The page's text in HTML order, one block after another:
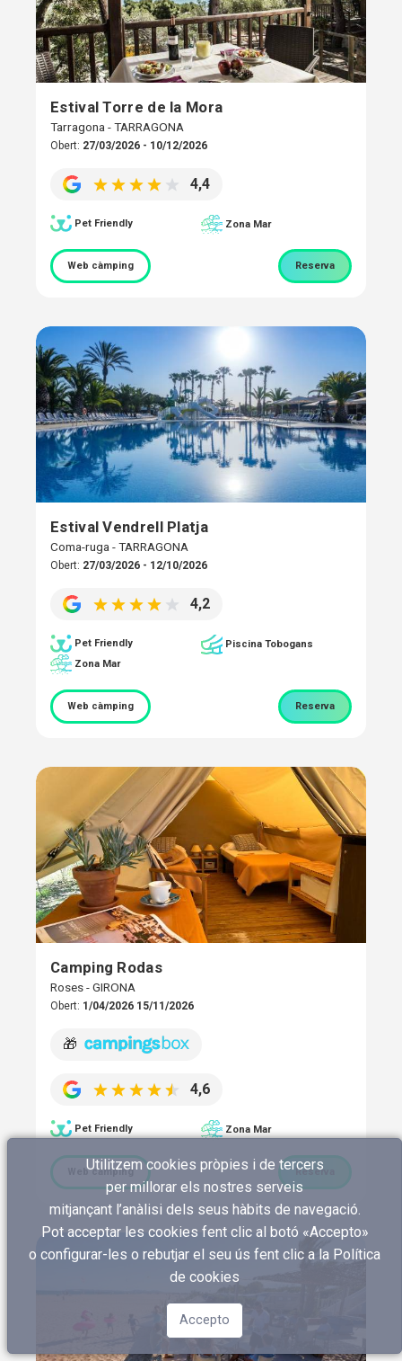
Estival Torre de la Mora
Tarragona - TARRAGONA
Obert: 27/03/2026 - 10/12/2026
4,4
Pet Friendly Zona Mar
Web càmping Reserva
Estival Vendrell Platja
Coma-ruga - TARRAGONA
Obert: 27/03/2026 - 12/10/2026
4,2
Pet Friendly
Piscina Tobogans
Zona Mar
Web càmping Reserva
Camping Rodas
Roses - GIRONA
Obert: 1/04/2026 15/11/2026
🎁
4,6
Pet Friendly Zona Mar
Web càmping Reserva
Utilitzem cookies pròpies i de tercers
per millorar els nostres serveis
mitjançant l’anàlisi dels seus hàbits de navegació.
Pot acceptar les cookies fent clic al botó «Accepto»
o configurar-les o rebutjar el seu ús fent clic a la Política
de cookies
Accepto